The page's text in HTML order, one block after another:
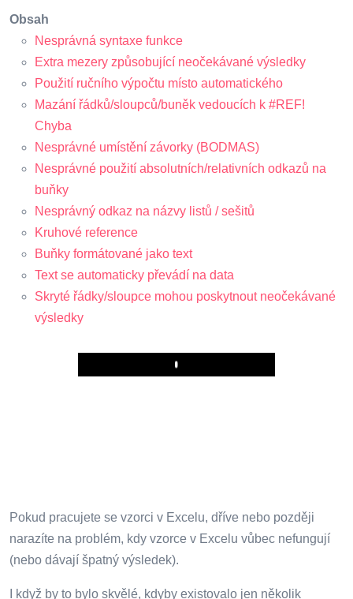
Obsah
Nesprávná syntaxe funkce
Extra mezery způsobující neočekávané výsledky
Použití ručního výpočtu místo automatického
Mazání řádků/sloupců/buněk vedoucích k #REF!
Chyba
Nesprávné umístění závorky (BODMAS)
Nesprávné použití absolutních/relativních odkazů na
buňky
Nesprávný odkaz na názvy listů / sešitů
Kruhové reference
Buňky formátované jako text
Text se automaticky převádí na data
Skryté řádky/sloupce mohou poskytnout neočekávané
výsledky
Play
Pokud pracujete se vzorci v Excelu, dříve nebo později
narazíte na problém, kdy vzorce v Excelu vůbec nefungují
(nebo dávají špatný výsledek).
I když by to bylo skvělé, kdyby existovalo jen několik